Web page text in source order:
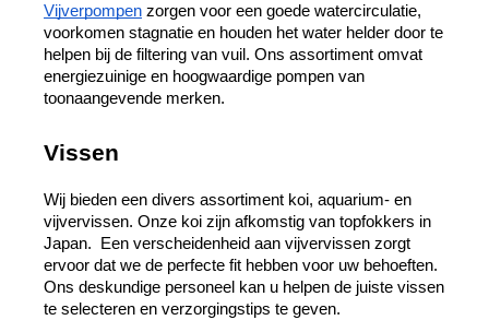
Vijverpompen zorgen voor een goede watercirculatie,
voorkomen stagnatie en houden het water helder door te
helpen bij de filtering van vuil. Ons assortiment omvat
energiezuinige en hoogwaardige pompen van
toonaangevende merken.
Vissen
Wij bieden een divers assortiment koi, aquarium- en
vijvervissen. Onze koi zijn afkomstig van topfokkers in
Japan.  Een verscheidenheid aan vijvervissen zorgt
ervoor dat we de perfecte fit hebben voor uw behoeften.
Ons deskundige personeel kan u helpen de juiste vissen
te selecteren en verzorgingstips te geven.